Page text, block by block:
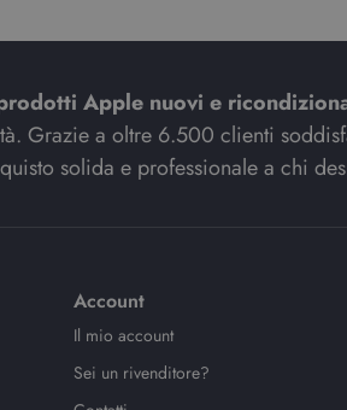
Apple nuovi e
Grazie a oltre 6.500 clienti
solida e professionale a chi
Account
Il mio account
Sei un rivenditore?